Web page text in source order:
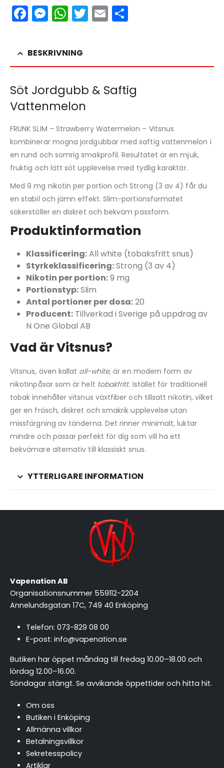
Facebook
Messenger
WhatsApp
Twitter
Email
BESKRIVNING
Söt Jordgubb & Saftig
Vattenmelon
FRUNK SLIM – Strawberry Watermelon – Vitsnus
kombinerar mogna jordgubbar med saftig vattenmelon i
en rund och somrig smakprofil. Resultatet är en mjuk,
fruktig och lätt söt upplevelse med tydlig karaktär.
Med 9 mg nikotin per portion och Strong (3 av 4) får du
en stabil och jämn effekt. Slim-portionsformatet
säkerställer en diskret och bekväm passform.
Produktinformation
Klassificering:All white (tobaksfritt snus)
Styrkeklassificering:Strong (3 av 4)
Nikotin per portion:9 mg
Portionstyp:Slim
Antal portioner per dosa:20
Producent: Tillverkad i Sverige på uppdrag av
N One Global AB
Vad är Vitsnus?
Vitsnus, även kallat all-white, är en modern form av
nikotinpåsar som är helt tobakfritt. Istället för traditionell
tobak innehåller vitsnus växtfiber och tillsatt nikotin, vilket
ger en fräsch, diskret och smakrik upplevelse utan
missfärgning av tänderna. Det rinner minimalt, luktar
mindre och passar perfekt för dig som vill ha ett
bekvämare alternativ till klassiskt snus.
YTTERLIGARE INFORMATION
Vapenation AB
Organisationsnummer 559112-2204
Annelundsgatan 17C, 749 40 Enköping
Telefon: 073-829 08 00
E-post: info@vapenation.se
Butiken har öppet måndag till fredag 10.00–18.00 och
lördag 12.00–16.00.
Söndagar stängt. Se avvikande öppettider och hitta hit.
Om oss
Butiken i Enköping
Allmänna villkor
Betalningsvillkor
Sekretesspolicy
Artiklar